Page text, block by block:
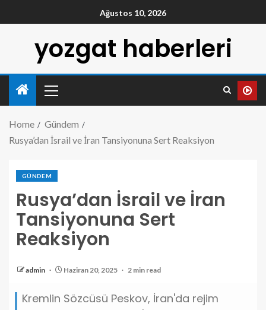
Ağustos 10, 2026
yozgat haberleri
Home
Gündem
Rusya’dan İsrail ve İran Tansiyonuna Sert Reaksiyon
GÜNDEM
Rusya’dan İsrail ve İran
Tansiyonuna Sert
Reaksiyon
admin Haziran 20, 2025 2 min read
Kremlin Sözcüsü Peskov, İran'da rejim